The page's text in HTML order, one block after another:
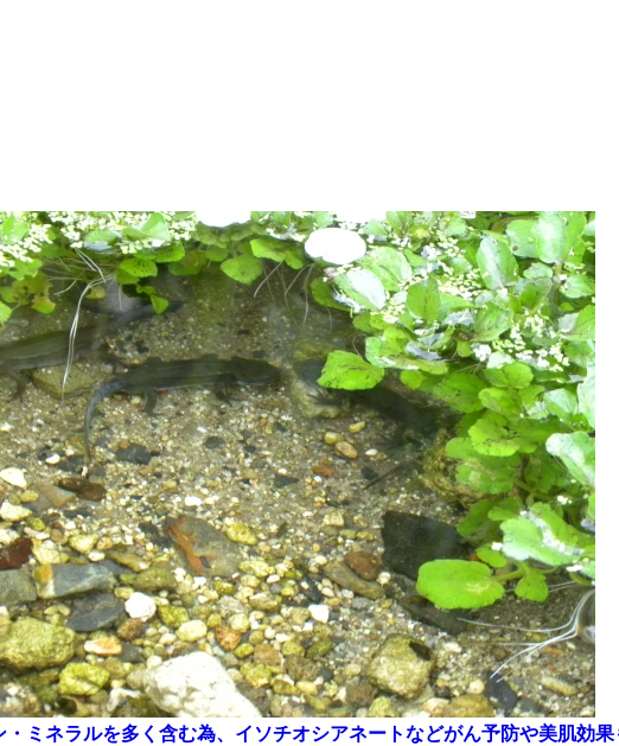
・ミネラルを多く含む為、イソチオシアネートなどがん予防や美肌効果